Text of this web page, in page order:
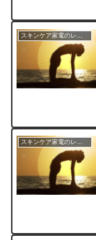
スキンケア家電のレビュー